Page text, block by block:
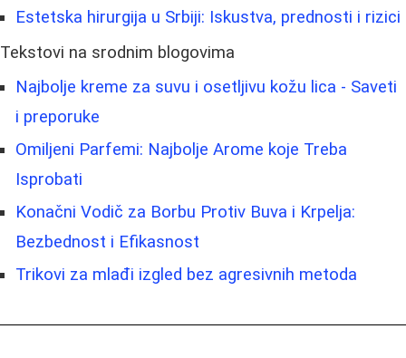
Estetska hirurgija u Srbiji: Iskustva, prednosti i rizici
Tekstovi na srodnim blogovima
Najbolje kreme za suvu i osetljivu kožu lica - Saveti
i preporuke
Omiljeni Parfemi: Najbolje Arome koje Treba
Isprobati
Konačni Vodič za Borbu Protiv Buva i Krpelja:
Bezbednost i Efikasnost
Trikovi za mlađi izgled bez agresivnih metoda